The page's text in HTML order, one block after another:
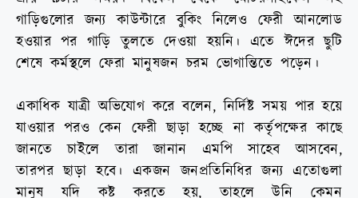
গাড়িগুলোর জন্য কাউন্টারে বুকিং নিলেও ফেরী আনলোড
হওয়ার পর গাড়ি তুলতে দেওয়া হয়নি। এতে ঈদের ছুটি
শেষে কর্মস্থলে ফেরা মানুষজন চরম ভোগান্তিতে পড়েন।
একাধিক যাত্রী অভিযোগ করে বলেন, নির্দিষ্ট সময় পার হয়ে
যাওয়ার পরও কেন ফেরী ছাড়া হচ্ছে না কর্তৃপক্ষের কাছে
জানতে চাইলে তারা জানান এমপি সাহেব আসবেন,
তারপর ছাড়া হবে। একজন জনপ্রতিনিধির জন্য এতোগুলা
মানুষ যদি কষ্ট করতে হয়, তাহলে উনি কেমন